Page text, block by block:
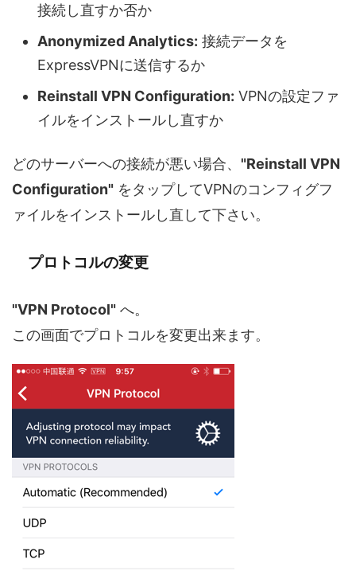
接続し直すか否か
Anonymized Analytics: 接続データを
ExpressVPNに送信するか
Reinstall VPN Configuration: VPNの設定ファ
イルをインストールし直すか
どのサーバーへの接続が悪い場合、 "Reinstall VPN
Configuration" をタップしてVPNのコンフィグフ
ァイルをインストールし直して下さい。
プロトコルの変更
"VPN Protocol" へ。
この画面でプロトコルを変更出来ます。